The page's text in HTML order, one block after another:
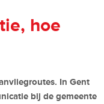
hoe
In Gent
bij de gemeente